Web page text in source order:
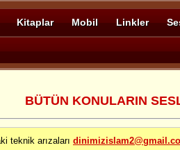
Kitaplar Mobil Linkler
BÜTÜN KONULARIN
teknik arızaları